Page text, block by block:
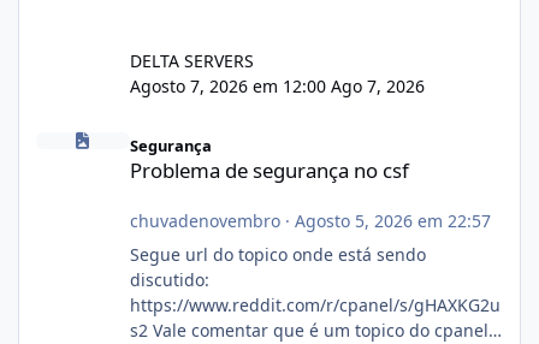
DELTA SERVERS
Agosto 7, 2026 em 12:00 Ago 7, 2026
Problema de segurança no csf
Segurança
Problema de segurança no csf
chuvadenovembro· Agosto 5, 2026 em 22:57
Segue url do topico onde está sendo
discutido:
https://www.reddit.com/r/cpanel/s/gHAXKG2u
s2 Vale comentar que é um topico do cpanel...